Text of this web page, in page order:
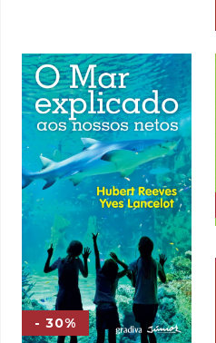
- 30%